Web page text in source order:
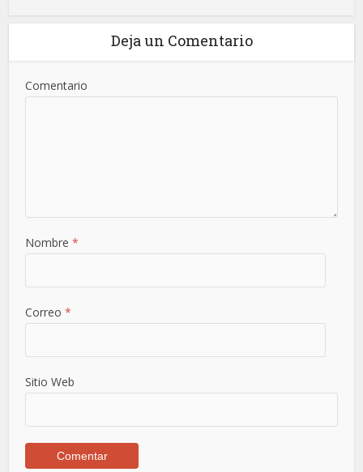
Deja un Comentario
Comentario
Nombre *
Correo *
Sitio Web